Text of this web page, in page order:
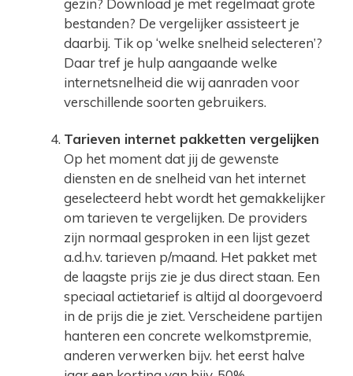
bestanden? De vergelijker assisteert je
daarbij. Tik op ‘welke snelheid selecteren’?
Daar tref je hulp aangaande welke
internetsnelheid die wij aanraden voor
verschillende soorten gebruikers.
Tarieven internet pakketten vergelijken
Op het moment dat jij de gewenste
diensten en de snelheid van het internet
geselecteerd hebt wordt het gemakkelijker
om tarieven te vergelijken. De providers
zijn normaal gesproken in een lijst gezet
a.d.h.v. tarieven p/maand. Het pakket met
de laagste prijs zie je dus direct staan. Een
speciaal actietarief is altijd al doorgevoerd
in de prijs die je ziet. Verscheidene partijen
hanteren een concrete welkomstpremie,
anderen verwerken bijv. het eerst halve